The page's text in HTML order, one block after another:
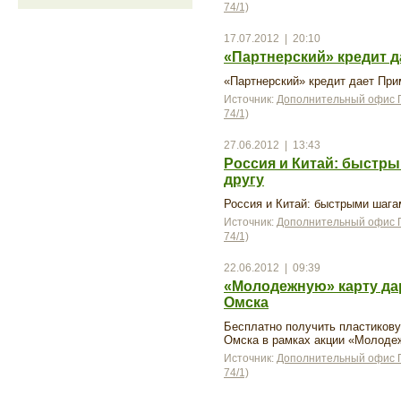
74/1)
17.07.2012 | 20:10
«Партнерский» кредит
«Партнерский» кредит дает
Источник: Дополнительный офис
74/1)
27.06.2012 | 13:43
Россия и Китай:
другу
Россия и Китай: быстрыми
Источник: Дополнительный офис
74/1)
22.06.2012 | 09:39
«Молодежную» карту
Омска
Бесплатно получить
Омска в рамках акции
Источник: Дополнительный офис
74/1)